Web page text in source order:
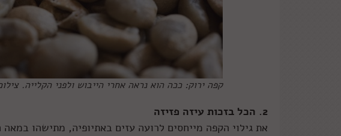
קפה ירוק: ככה הוא נראה אחרי הייבוש ולפני הקלייה.
2. הכל בזכות עיזה פזיזה
את גילוי הקפה מייחסים לרועה עזים באתיופיה, מתישהו